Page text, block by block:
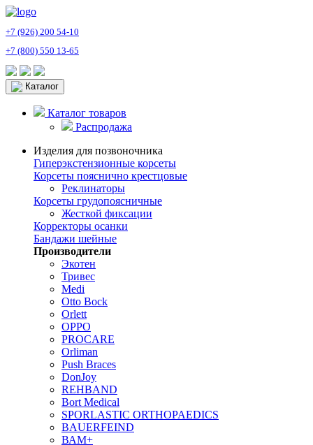
+7 (926) 200 54-10
+7 (800) 550 13-65
Каталог
Каталог товаров
Распродажа
Изделия для позвоночника
Гиперэкстензионные корсеты
Корсеты пояснично крестцовые
Реклинаторы
Корсеты грудопоясничные
Жесткой фиксации
Корректоры осанки
Бандажи шейные
Производители
Экотен
Тривес
Medi
Otto Bock
Orlett
OPPO
PROCARE
Orliman
Push Braces
DonJoy
REHBAND
Bort Medical
SPORLASTIC ORTHOPAEDICS
BAUERFEIND
ВАМ+